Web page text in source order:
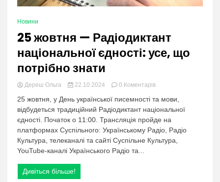
Новини
25 жовтня — Радіодиктант
національної єдності: усе, що
потрібно знати
Дереш Ольга 22.10.2024 0 Коментарівв
25
жовтня
—
Радіодиктант
єдності:
25 жовтня, у День української писемності та мови,
відбудеться традиційний Радіодиктант національної
єдності. Початок о 11:00. Трансляція пройде на
платформах Суспільного: Українському Радіо, Радіо
Культура, телеканалі та сайті Суспільне Культура,
YouTube-каналі Українського Радіо та...
Дивіться більше!